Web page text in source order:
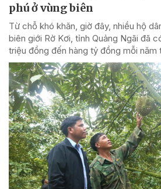
phú ở vùng biên
Từ chỗ khó khăn, giờ đây, nhiều hộ
biên giới Rờ Kơi, tỉnh Quảng Ngãi đã
triệu đồng đến hàng tỷ đồng mỗi năm